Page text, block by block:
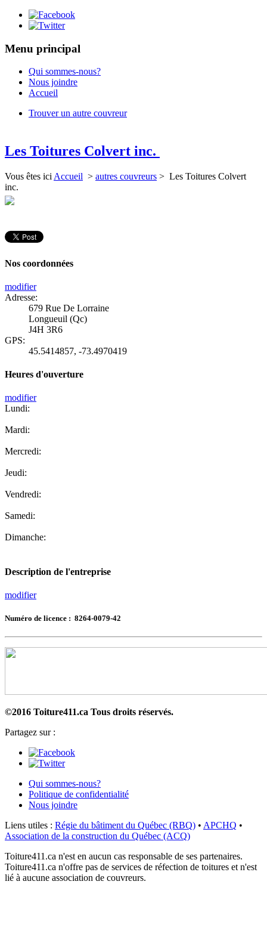
Menu principal
Qui sommes-nous?
Nous joindre
Accueil
Trouver un autre couvreur
Les Toitures Colvert inc.
Vous êtes ici Accueil > autres couvreurs > Les Toitures Colvert
inc.
Nos coordonnées
modifier
Adresse:
679 Rue De Lorraine
Longueuil (Qc)
J4H 3R6
GPS:
45.5414857, -73.4970419
Heures d'ouverture
modifier
Lundi:
Mardi:
Mercredi:
Jeudi:
Vendredi:
Samedi:
Dimanche:
Description de l'entreprise
modifier
Numéro de licence : 8264-0079-42
©2016 Toiture411.ca Tous droits réservés.
Partagez sur :
Qui sommes-nous?
Politique de confidentialité
Nous joindre
Liens utiles : Régie du bâtiment du Québec (RBQ) • APCHQ •
Association de la construction du Québec (ACQ)
Toiture411.ca n'est en aucun cas responsable de ses partenaires.
Toiture411.ca n'offre pas de services de réfection de toitures et n'est
lié à aucune association de couvreurs.